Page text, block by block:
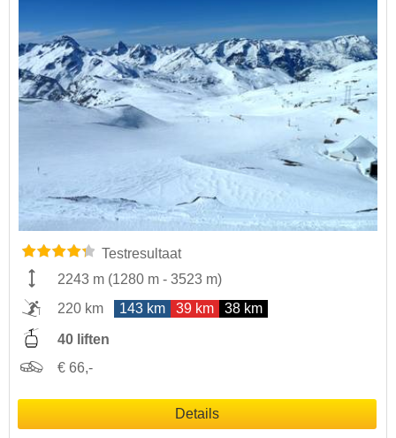
Testresultaat
2243 m (1280 m - 3523 m)
220 km
143 km 39 km 38 km
40 liften
€ 66,-
Details